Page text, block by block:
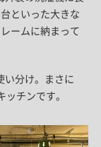
といった大きな
ームに納まって
い分け。まさに
チンです。